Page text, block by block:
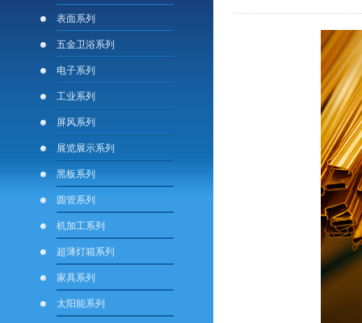
表面系列
五金卫浴系列
电子系列
工业系列
屏风系列
展览展示系列
黑板系列
圆管系列
机加工系列
超薄灯箱系列
家具系列
太阳能系列